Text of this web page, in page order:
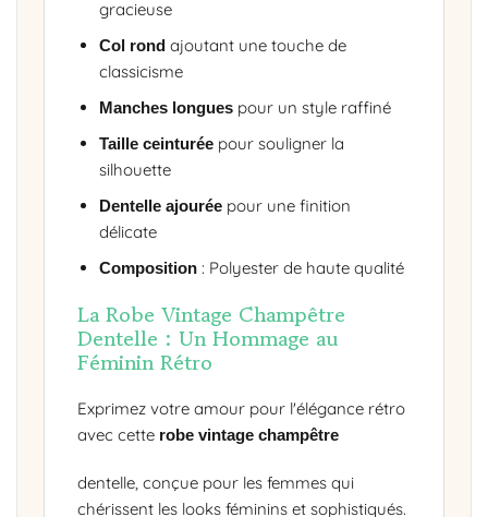
gracieuse
Col rondajoutant une touche de
classicisme
Manches longuespour un style raffiné
Taille ceinturéepour souligner la
silhouette
Dentelle ajouréepour une finition
délicate
Composition: Polyester de haute qualité
La Robe Vintage Champêtre
Dentelle : Un Hommage au
Féminin Rétro
Exprimez votre amour pour l'élégance rétro
avec cette robe vintage champêtre
dentelle, conçue pour les femmes qui
chérissent les looks féminins et sophistiqués.